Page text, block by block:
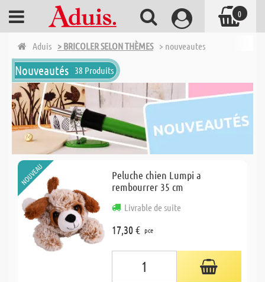
Aduis > BRICOLER SELON THÈMES > nouveautes
Nouveautés 38 Produits
Peluche chien Lumpi a
rembourrer 35 cm
Livrable de suite
17,30 € pce
NOUVEAU
0